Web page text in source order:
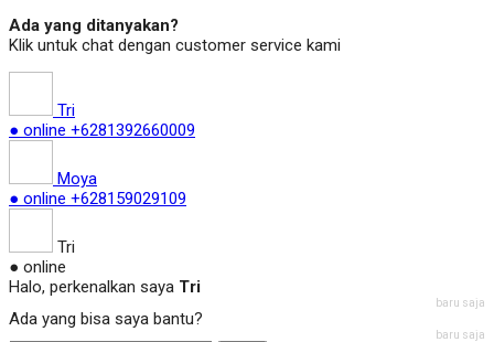
Ada yang ditanyakan?
Klik untuk chat dengan customer service kami
Tri
● online +6281392660009
Moya
● online +628159029109
Tri
● online
Halo, perkenalkan saya Tri
baru saja
Ada yang bisa saya bantu?
baru saja